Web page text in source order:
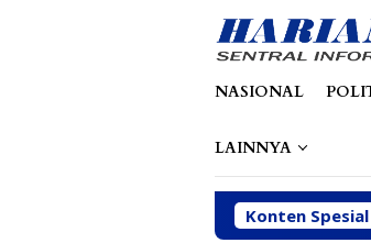
NASIONAL
LAINNYA
Konten Spesial
Kebutuhan Dasar Warga Pesisir di